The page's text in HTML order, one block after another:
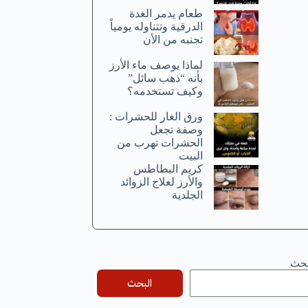
طعام يدمر الغدة
الدرقية وتتناوله يومياً
تجنبه من الأن
لماذا يوصف ماء الأرز
بأنه “ذهب سائل”
وكيف تستخدمه؟
ورق الغار للحشرات :
وصفة تجعل
الحشرات تهرب من
البيت
كريم البطاطس
والأرز لعلاج الزوائد
الجلدية
البحث